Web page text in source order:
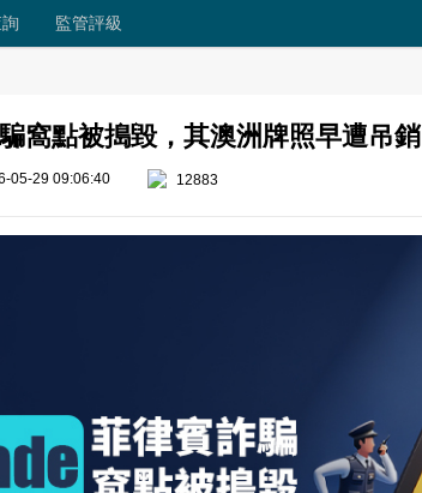
監管評級
窩點被搗毀，其澳洲牌照早遭吊銷
05-29 09:06:40 12883